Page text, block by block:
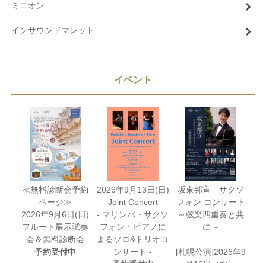
ミニオン
インサウンドマレット
イベント
≪無料診断会予約
ページ≫
2026年9月6日(日)
フルート展示試奏
会＆無料診断会
予約受付中
2026年9月13日(日)
Joint Concert
- マリンバ・サクソ
フォン・ピアノに
よるソロ&トリオコ
ンサート -
坂東邦宣 サクソ
フォン コンサート
～弦楽四重奏と共
に～
[札幌公演]2026年9